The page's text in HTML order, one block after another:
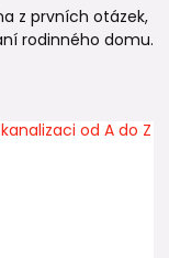
z prvních otázek,
rodinného domu.